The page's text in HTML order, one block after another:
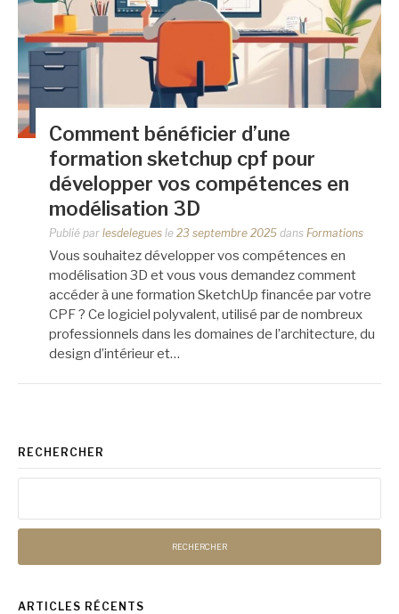
Comment bénéficier d’une
formation sketchup cpf pour
développer vos compétences en
modélisation 3D
Publié par lesdelegues le 23 septembre 2025 dans Formations
Vous souhaitez développer vos compétences en
modélisation 3D et vous vous demandez comment
accéder à une formation SketchUp financée par votre
CPF ? Ce logiciel polyvalent, utilisé par de nombreux
professionnels dans les domaines de l’architecture, du
design d’intérieur et…
RECHERCHER
ARTICLES RÉCENTS